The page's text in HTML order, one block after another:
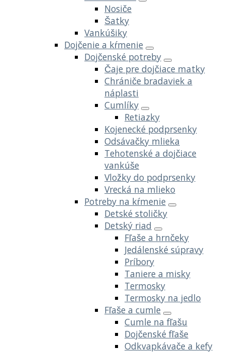
Nosiče
Šatky
Vankúšiky
Dojčenie a kŕmenie
Dojčenské potreby
Čaje pre dojčiace matky
Chrániče bradaviek a
náplasti
Cumlíky
Retiazky
Kojenecké podprsenky
Odsávačky mlieka
Tehotenské a dojčiace
vankúše
Vložky do podprsenky
Vrecká na mlieko
Potreby na kŕmenie
Detské stoličky
Detský riad
Fľaše a hrnčeky
Jedálenské súpravy
Príbory
Taniere a misky
Termosky
Termosky na jedlo
Fľaše a cumle
Cumle na fľašu
Dojčenské fľaše
Odkvapkávače a kefy